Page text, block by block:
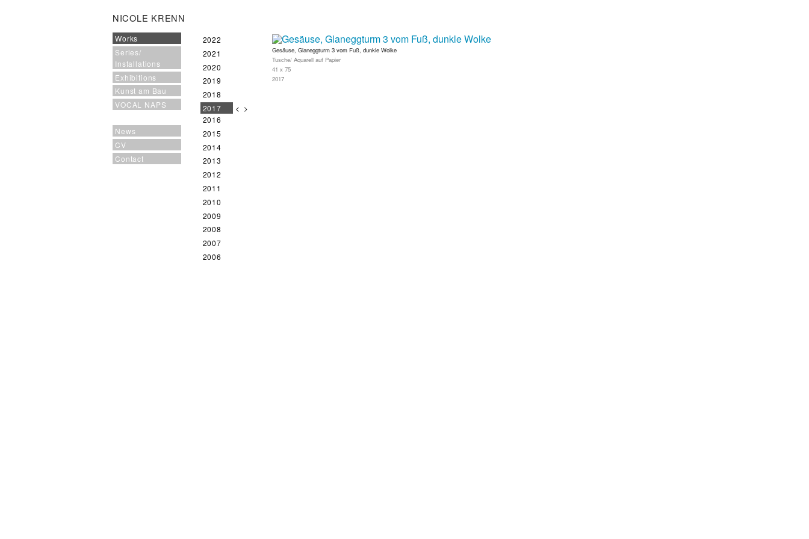
NICOLE KRENN
Works
Series/
Installations
Exhibitions
Kunst am Bau
VOCAL NAPS
News
CV
Contact
2022
2021
2020
2019
2018
2017
< >
2016
2015
2014
2013
2012
2011
2010
2009
2008
2007
2006
Gesäuse, Glaneggturm 3 vom Fuß, dunkle Wolke
Tusche/ Aquarell auf Papier
41 x 75
2017